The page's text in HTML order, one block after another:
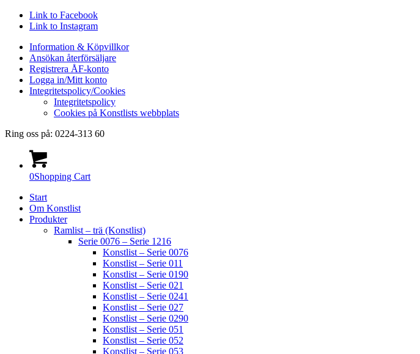
Link to Facebook
Link to Instagram
Information & Köpvillkor
Ansökan återförsäljare
Registrera ÅF-konto
Logga in/Mitt konto
Integritetspolicy/Cookies
Integritetspolicy
Cookies på Konstlists webbplats
Ring oss på: 0224-313 60
0Shopping Cart
Start
Om Konstlist
Produkter
Ramlist – trä (Konstlist)
Serie 0076 – Serie 1216
Konstlist – Serie 0076
Konstlist – Serie 011
Konstlist – Serie 0190
Konstlist – Serie 021
Konstlist – Serie 0241
Konstlist – Serie 027
Konstlist – Serie 0290
Konstlist – Serie 051
Konstlist – Serie 052
Konstlist – Serie 053